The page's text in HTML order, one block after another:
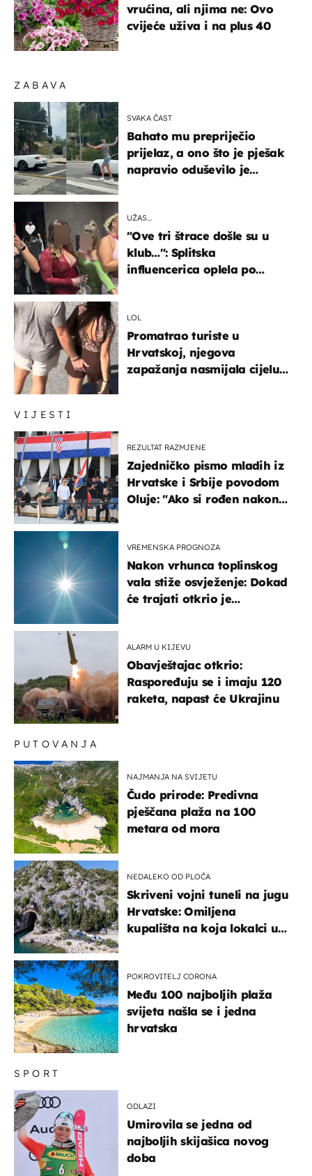
VIJESTI
REZULTAT RAZMJENE
Zajedničko pismo mladih iz
Hrvatske i Srbije povodom
Oluje: "Ako si rođen nakon
VREMENSKA PROGNOZA
Nakon vrhunca toplinskog
vala stiže osvježenje: Dokad
će trajati otkrio je
ALARM U KIJEVU
Obavještajac otkrio:
Raspoređuju se i imaju 120
raketa, napast će Ukrajinu
ZABAVA
SVAKA ČAST
Bahato mu prepriječio
prijelaz, a ono što je pješak
napravio oduševilo je
UŽAS…
"Ove tri štrace došle su u
klub…": Splitska
influencerica oplela po
LOL
Promatrao turiste u
Hrvatskoj, njegova
zapažanja nasmijala cijelu
SPORT
ODLAZI
Umirovila se jedna od
najboljih skijašica novog
doba
PUTOVANJA
NAJMANJA NA SVIJETU
Čudo prirode: Predivna
pješčana plaža na 100
metara od mora
NEDALEKO OD PLOČA
Skriveni vojni tuneli na jugu
Hrvatske: Omiljena
kupališta na koja lokalci u
POKROVITELJ CORONA
Među 100 najboljih plaža
svijeta našla se i jedna
hrvatska
vrućina, ali njima ne: Ovo
cvijeće uživa i na plus 40